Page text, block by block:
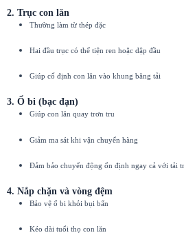
2. Trục con lăn
Thường làm từ thép đặc
Hai đầu trục có thể tiện ren hoặc dập đầu
Giúp cố định con lăn vào khung băng tải
3. Ổ bi (bạc đạn)
Giúp con lăn quay trơn tru
Giảm ma sát khi vận chuyển hàng
Đảm bảo chuyển động ổn định ngay cả với tải
4. Nắp chặn và vòng đệm
Bảo vệ ổ bi khỏi bụi bẩn
Kéo dài tuổi thọ con lăn